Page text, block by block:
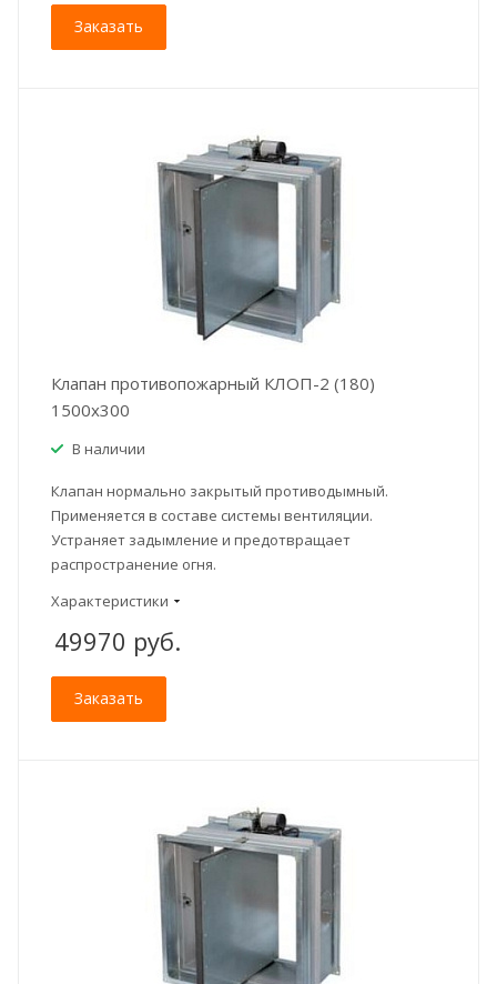
Заказать
Клапан противопожарный КЛОП-2 (180)
1500x300
В наличии
Клапан нормально закрытый противодымный.
Применяется в составе системы вентиляции.
Устраняет задымление и предотвращает
распространение огня.
Характеристики
49970 руб.
Заказать